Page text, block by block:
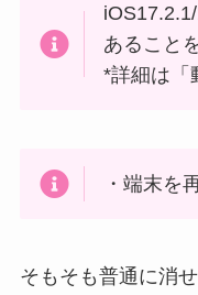
あること
*詳細は「
・端末を
そもそも普通に消